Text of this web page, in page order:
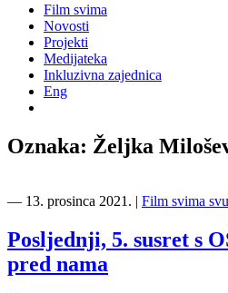
Film svima
Novosti
Projekti
Medijateka
Inkluzivna zajednica
Eng
Oznaka: Željka
― 13. prosinca 2021. | Film svima
Posljednji, 5. susret s
pred nama